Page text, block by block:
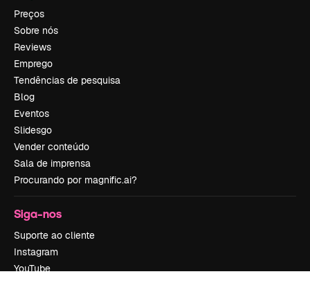
Preços
Sobre nós
Reviews
Emprego
Tendências de pesquisa
Blog
Eventos
Slidesgo
Vender conteúdo
Sala de imprensa
Procurando por magnific.ai?
Siga-nos
Suporte ao cliente
Instagram
YouTube